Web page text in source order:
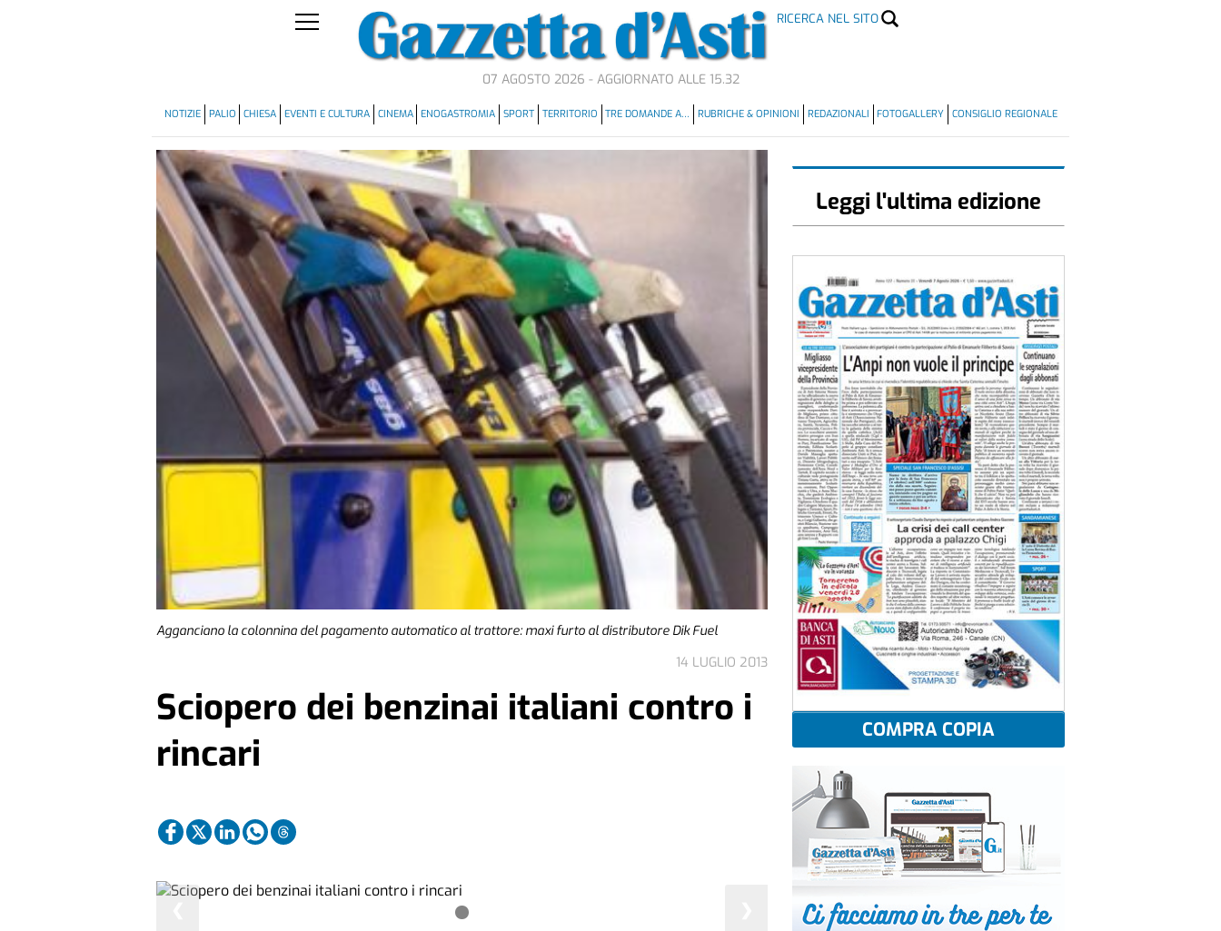
RICERCA NEL SITO
07 AGOSTO 2026 - AGGIORNATO ALLE 15.32
NOTIZIE PALIO CHIESA EVENTI E CULTURA CINEMA ENOGASTROMIA SPORT TERRITORIO TRE DOMANDE A… RUBRICHE & OPINIONI REDAZIONALI FOTOGALLERY CONSIGLIO REGIONALE
Agganciano la colonnina del pagamento automatico al trattore: maxi furto al distributore Dik Fuel
14 LUGLIO 2013
Sciopero dei benzinai italiani contro i
rincari
Leggi l'ultima edizione
COMPRA COPIA